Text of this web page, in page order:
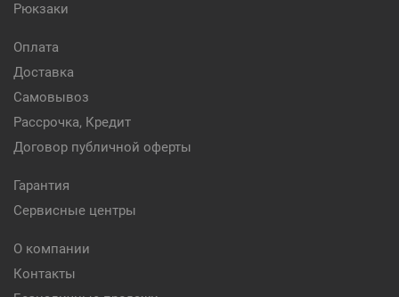
Рюкзаки
Оплата
Доставка
Самовывоз
Рассрочка, Кредит
Договор публичной оферты
Гарантия
Сервисные центры
О компании
Контакты